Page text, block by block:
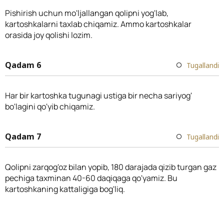
Pishirish uchun mo'ljallangan qolipni yog'lab,
kartoshkalarni taxlab chiqamiz. Ammo kartoshkalar
orasida joy qolishi lozim.
Qadam 6 Tugallandi
Har bir kartoshka tugunagi ustiga bir necha sariyog'
bo'lagini qo'yib chiqamiz.
Qadam 7 Tugallandi
Qolipni zarqog'oz bilan yopib, 180 darajada qizib turgan gaz
pechiga taxminan 40-60 daqiqaga qo'yamiz. Bu
kartoshkaning kattaligiga bog'liq.